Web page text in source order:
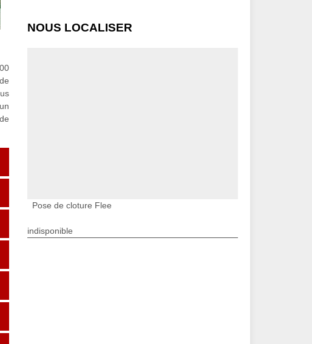
NOUS LOCALISER
Pose de cloture Flee
indisponible